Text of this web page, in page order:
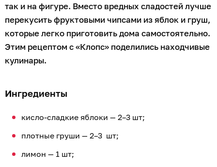
так и на фигуре. Вместо вредных сладостей лучше
перекусить фруктовыми чипсами из яблок и груш,
которые легко приготовить дома самостоятельно.
Этим рецептом с «Клопс» поделились находчивые
кулинары.
Ингредиенты
кисло-сладкие яблоки — 2–3 шт;
плотные груши — 2–3 шт;
лимон — 1 шт;